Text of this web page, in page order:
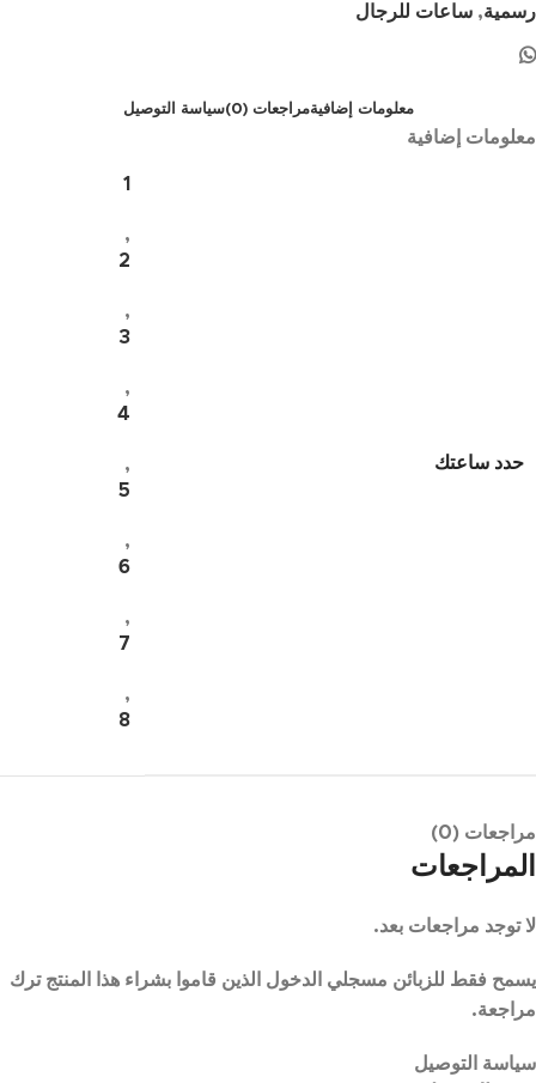
رسمية, ساعات للرجال
معلومات إضافيةمراجعات (0) سياسة التوصيل
معلومات إضافية
حدد ساعتك
1
,
2
,
3
,
4
,
5
,
6
,
7
,
8
مراجعات (0)
المراجعات
لا توجد مراجعات بعد.
يسمح فقط للزبائن مسجلي الدخول الذين قاموا بشراء هذا المنتج ترك
مراجعة.
سياسة التوصيل